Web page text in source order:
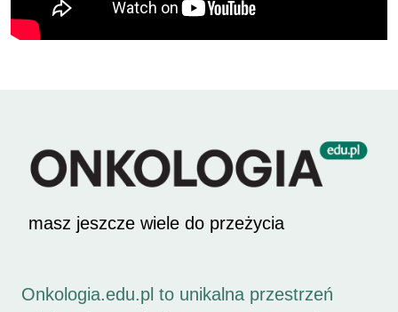
masz jeszcze wiele do przeżycia
Onkologia.edu.pl to unikalna przestrzeń